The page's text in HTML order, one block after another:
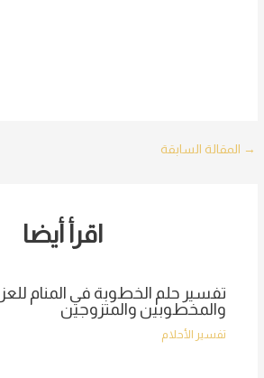
Post
→ المقالة السابقة
اقرأ أيضا
تفسير حلم الخطوبة في المنام
والمخطوبين والمتزوجين
تفسير الأحلام